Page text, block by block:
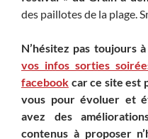
des paillotes de la plage.
N’hésitez pas toujours à
vos infos sorties
facebook car ce site est
vous pour évoluer et
avez des
contenus à proposer